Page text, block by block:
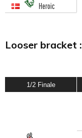
Heroic
Looser bracket :
1/2 Finale